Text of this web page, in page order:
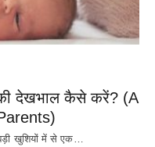
देखभाल कैसे करें? (A
खुशियों में से एक…